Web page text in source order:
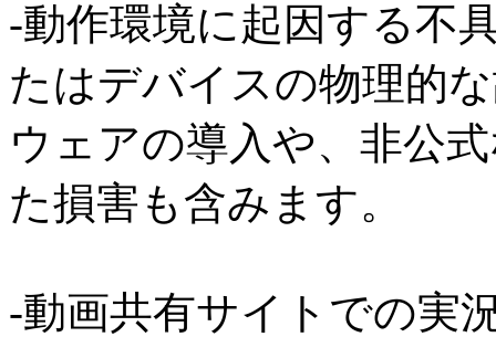
-動作環境に起因する不
たはデバイスの物理的
ウェアの導入や、非公
た損害も含みます。
-動画共有サイトでの実